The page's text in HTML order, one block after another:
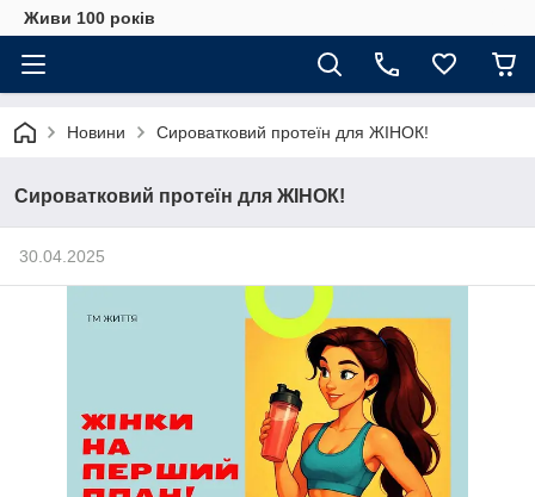
Живи 100 років
Новини Сироватковий протеїн для ЖІНОК!
Сироватковий протеїн для ЖІНОК!
30.04.2025